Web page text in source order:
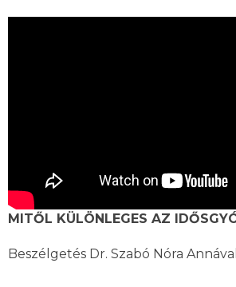
MITŐL KÜLÖNLEGES AZ
Beszélgetés Dr. Szabó Nóra Annával